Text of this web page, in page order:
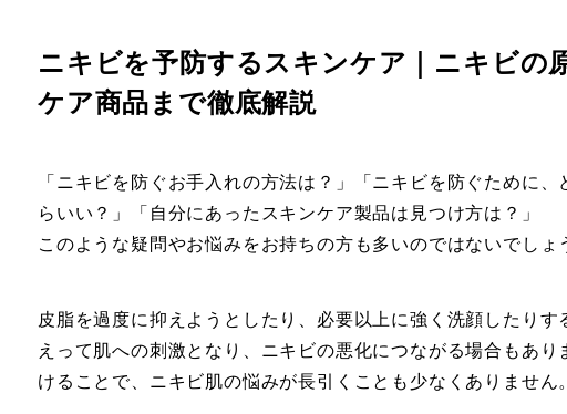
ニキビを予防するスキンケア｜ニキビの
ケア商品まで徹底解説
「ニキビを防ぐお手入れの方法は？」「ニキビを防ぐために
らいい？」「自分にあったスキンケア製品は見つけ方は？」
このような疑問やお悩みをお持ちの方も多いのではないでしょ
皮脂を過度に抑えようとしたり、必要以上に強く洗顔したり
えって肌への刺激となり、ニキビの悪化につながる場合もあ
けることで、ニキビ肌の悩みが長引くことも少なくありません。